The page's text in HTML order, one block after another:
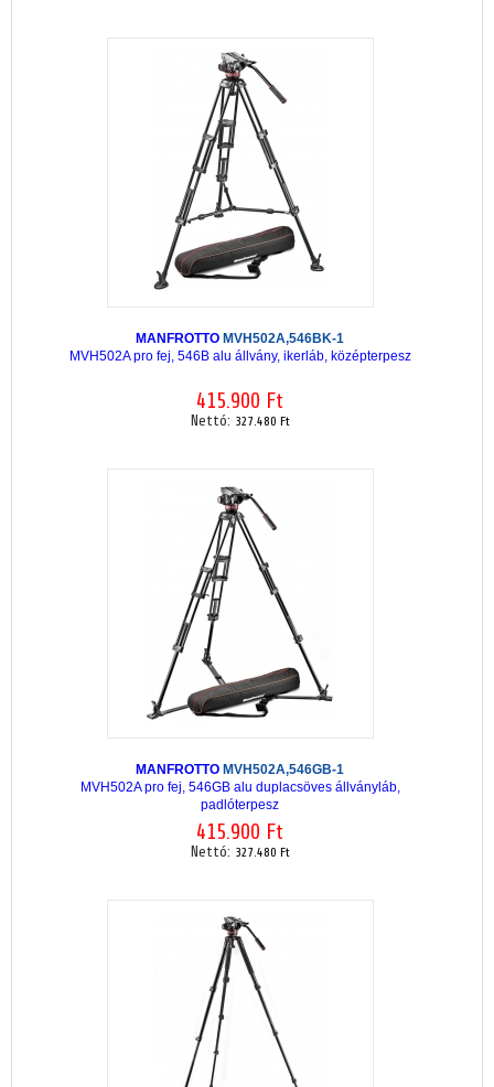
MANFROTTO MVH502A,546BK-1
MVH502A pro fej, 546B alu állvány, ikerláb, középterpesz
415.900 Ft
Nettó: 327.480 Ft
MANFROTTO MVH502A,546GB-1
MVH502A pro fej, 546GB alu duplacsöves állványláb,
padlóterpesz
415.900 Ft
Nettó: 327.480 Ft